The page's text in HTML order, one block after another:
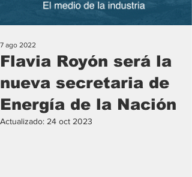
Flavia Royón será la
nueva secretaria de
Energía de la Nación
7 ago 2022
Actualizado: 24 oct 2023